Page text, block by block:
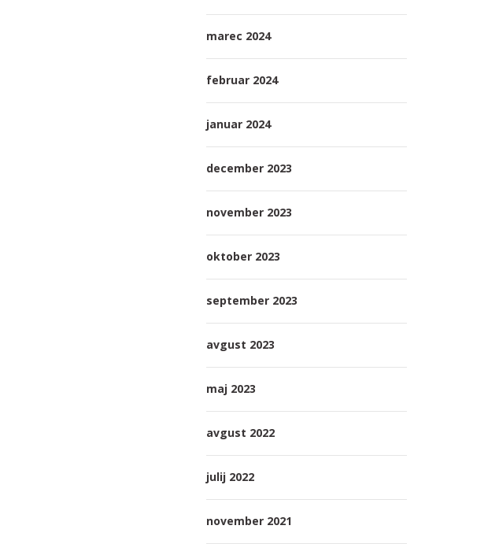
marec 2024
februar 2024
januar 2024
december 2023
november 2023
oktober 2023
september 2023
avgust 2023
maj 2023
avgust 2022
julij 2022
november 2021